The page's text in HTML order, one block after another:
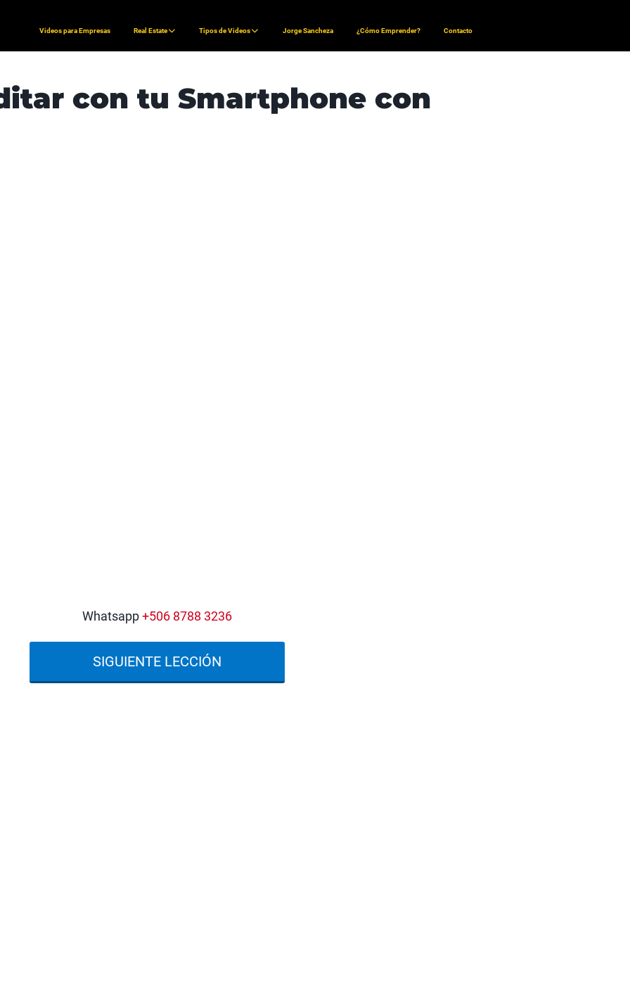
Videos para Empresas Real Estate Tipos de Videos Jorge Sancheza ¿Cómo Emprender? Contacto
con tu Smartphone con
Whatsapp+506 8788 3236
SIGUIENTE LECCIÓN